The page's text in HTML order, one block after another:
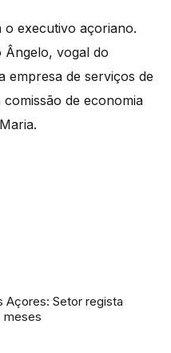
executivo açoriano.
vogal do
empresa de serviços de
de economia
Açores: Setor regista
meses